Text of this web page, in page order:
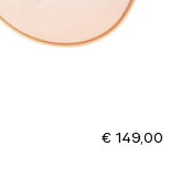
€ 149,00